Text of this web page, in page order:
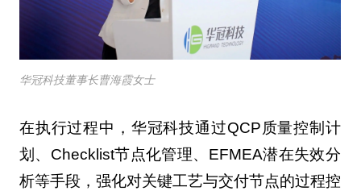
华冠科技董事长曹海霞女士
在执行过程中，华冠科技通过QCP质量控制计
划、Checklist节点化管理、EFMEA潜在失效分
析等手段，强化对关键工艺与交付节点的过程控